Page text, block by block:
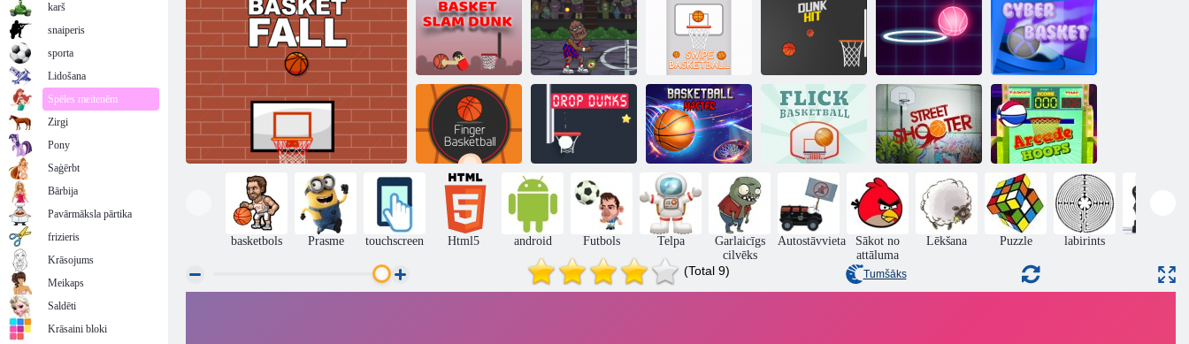
Groza slam
dunk
Grozs Monsterz
Pavelciet
basketbolu
Dunk trāpījums Neona dunk Cyber ​​Grozs
Pirkstu
basketbols
Nomest punkas
Basketbola
meistars
Fliks basketbols Ielu šāvēja Arkādes stīpas
basketbols Prasme touchscreen Html5 android Futbols Telpa
Garlaicīgs
cilvēks
Autostāvvieta
Sākot no
attāluma
Lēkšana Puzzle labirints
(Total 9) Tumšāks
karš
snaiperis
sporta
Lidošana
Spēles meitenēm
Zirgi
Pony
Saģērbt
Bārbija
Pavārmāksla pārtika
frizieris
Krāsojums
Meikaps
Saldēti
Krāsaini bloki